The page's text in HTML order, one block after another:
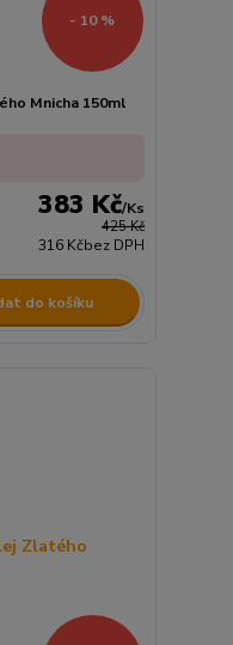
- 10 %
Mnicha 150ml
425 Kč
383 Kč/Ks
316 Kčbez DPH
do košíku